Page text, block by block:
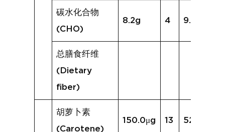
碳水化合物
(CHO)
8.2g 4 9.7g
总膳食纤维
(Dietary
fiber)
胡萝卜素
(Carotene)
150.0μg 13 523.9μg